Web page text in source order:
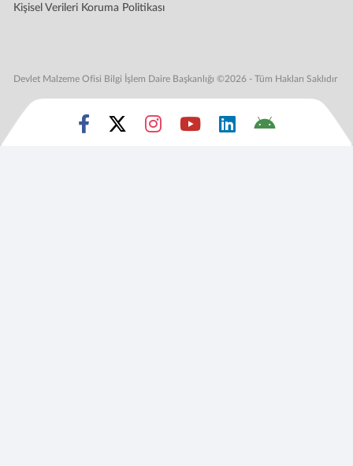
Kişisel Verileri Koruma Politikası
Devlet Malzeme Ofisi Bilgi İşlem Daire Başkanlığı ©2026 - Tüm Hakları Saklıdır